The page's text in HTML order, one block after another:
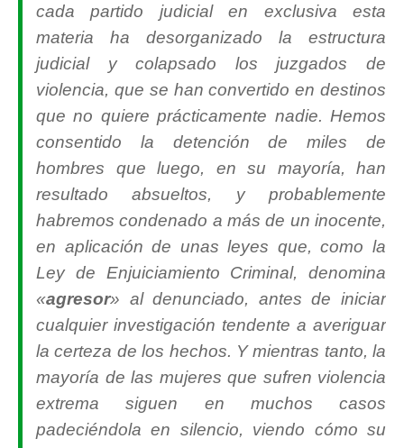
cada partido judicial en exclusiva esta
materia ha desorganizado la estructura
judicial y colapsado los juzgados de
violencia, que se han convertido en destinos
que no quiere prácticamente nadie. Hemos
consentido la detención de miles de
hombres que luego, en su mayoría, han
resultado absueltos, y probablemente
habremos condenado a más de un inocente,
en aplicación de unas leyes que, como la
Ley de Enjuiciamiento Criminal, denomina
«agresor» al denunciado, antes de iniciar
cualquier investigación tendente a averiguar
la certeza de los hechos. Y mientras tanto, la
mayoría de las mujeres que sufren violencia
extrema siguen en muchos casos
padeciéndola en silencio, viendo cómo su